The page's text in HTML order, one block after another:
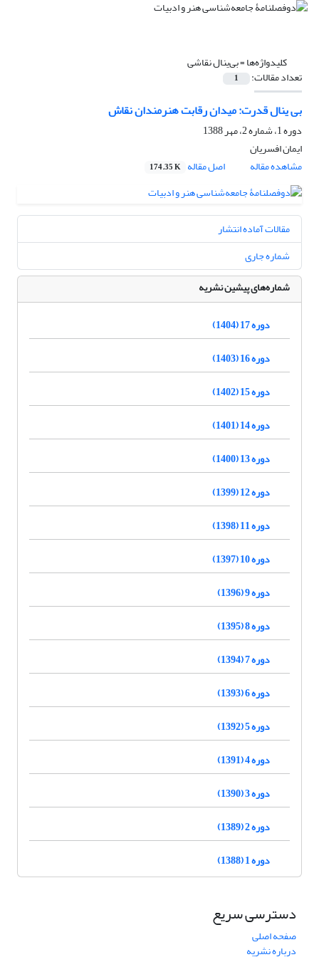
کلیدواژه‌ها =بی‌ینال نقاشی
تعداد مقالات: 1
بی ینال قدرت: میدان رقابت هنرمندان نقاش
دوره 1، شماره 2، مهر 1388
ایمان افسریان
مشاهده مقاله
اصل مقاله 174.35 K
مقالات آماده انتشار
شماره جاری
شماره‌های پیشین نشریه
دوره 17 (1404)
دوره 16 (1403)
دوره 15 (1402)
دوره 14 (1401)
دوره 13 (1400)
دوره 12 (1399)
دوره 11 (1398)
دوره 10 (1397)
دوره 9 (1396)
دوره 8 (1395)
دوره 7 (1394)
دوره 6 (1393)
دوره 5 (1392)
دوره 4 (1391)
دوره 3 (1390)
دوره 2 (1389)
دوره 1 (1388)
دسترسی سریع
صفحه اصلی
درباره نشریه